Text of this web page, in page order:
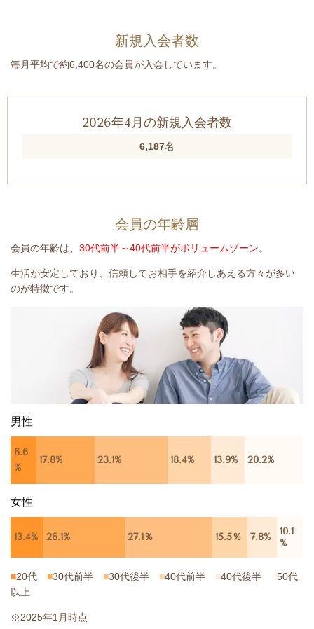
新規入会者数
毎月平均で約6,400名の会員が入会しています。
2026年4月の新規入会者数
6,187名
会員の年齢層
会員の年齢は、 30代前半～40代前半がボリュームゾーン。
生活が安定しており、信頼してお相手を紹介しあえる方々が多い
のが特徴です。
男性
6.6
%
17.8% 23.1% 18.4% 13.9% 20.2%
女性
13.4% 26.1% 27.1％ 15.5％ 7.8%
10.1
%
■20代 ■30代前半 ■30代後半 ■40代前半 ■40代後半
50代
以上
※2025年1月時点